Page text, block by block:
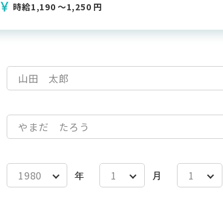
時給1,190 〜1,250 円
年 月